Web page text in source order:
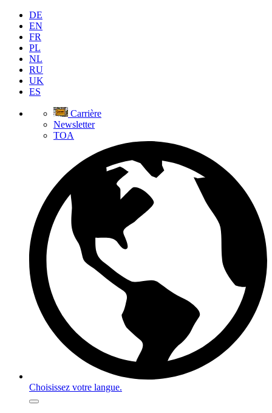
DE
EN
FR
PL
NL
RU
UK
ES
Carrière
Newsletter
TOA
Choisissez votre langue.